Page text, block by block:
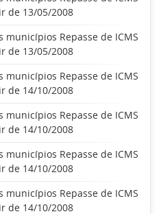
de 13/05/2008
Repasse de ICMS
de 13/05/2008
Repasse de ICMS
de 14/10/2008
Repasse de ICMS
de 14/10/2008
Repasse de ICMS
de 14/10/2008
Repasse de ICMS
de 14/10/2008